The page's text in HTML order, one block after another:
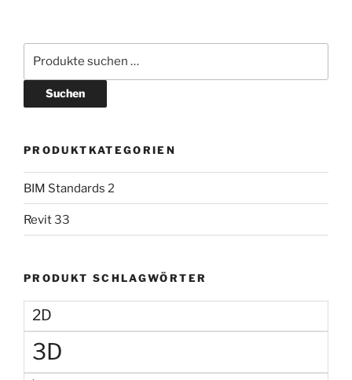
nach:
Suchen
PRODUKTKATEGORIEN
BIM Standards 2
Revit33
PRODUKT SCHLAGWÖRTER
2D
3D